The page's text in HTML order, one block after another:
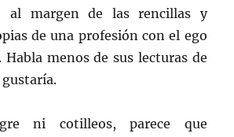
al margen de las rencillas y
de una profesión con el ego
menos de sus lecturas de
ni cotilleos, parece que